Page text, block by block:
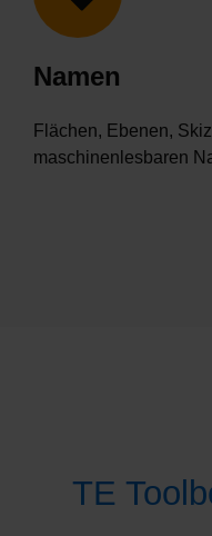
Namen
Flächen, Ebenen,
maschinenlesbaren
TE